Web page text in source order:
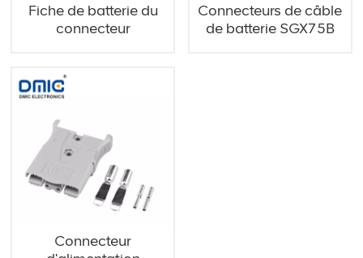
Fiche de batterie du
connecteur
Connecteurs de câble
de batterie SGX75B
Connecteur